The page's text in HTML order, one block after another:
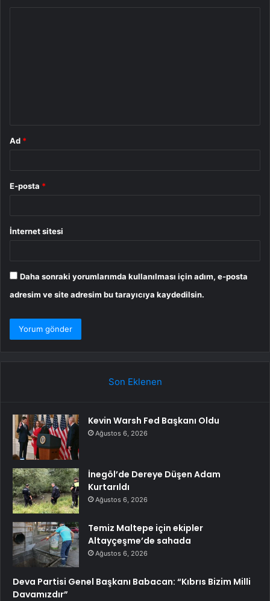
Ad *
E-posta *
İnternet sitesi
Daha sonraki yorumlarımda kullanılması için adım, e-posta
adresim ve site adresim bu tarayıcıya kaydedilsin.
Son Eklenen
Kevin Warsh Fed Başkanı Oldu
Ağustos 6, 2026
İnegöl’de Dereye Düşen Adam
Kurtarıldı
Ağustos 6, 2026
Temiz Maltepe için ekipler
Altayçeşme’de sahada
Ağustos 6, 2026
Deva Partisi Genel Başkanı Babacan: “Kıbrıs Bizim Milli
Davamızdır”